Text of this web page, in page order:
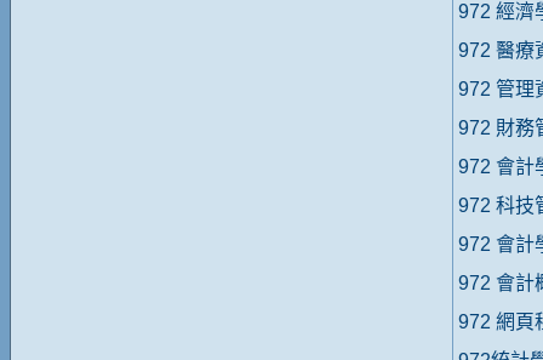
972 經濟
972 醫療
972 管理
972 財務
972 會計
972 科技
972 會計
972 會計
972 網頁